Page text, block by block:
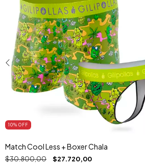
10% OFF
Match Cool Less + Boxer Chala
$30.800,00 $27.720,00